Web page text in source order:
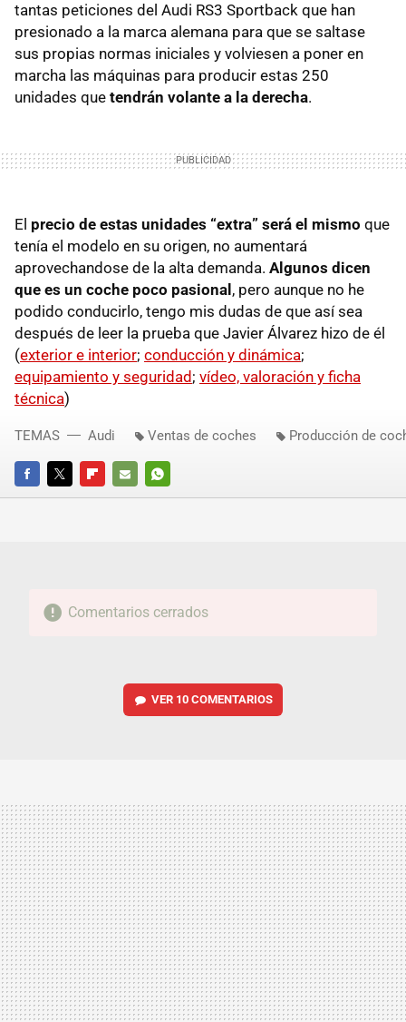
tantas peticiones del Audi RS3 Sportback que han
presionado a la marca alemana para que se saltase
sus propias normas iniciales y volviesen a poner en
marcha las máquinas para producir estas 250
unidades que tendrán volante a la derecha.
El precio de estas unidades “extra” será el mismo que
tenía el modelo en su origen, no aumentará
aprovechandose de la alta demanda. Algunos dicen
que es un coche poco pasional, pero aunque no he
podido conducirlo, tengo mis dudas de que así sea
después de leer la prueba que Javier Álvarez hizo de él
(exterior e interior; conducción y dinámica;
equipamiento y seguridad; vídeo, valoración y ficha
técnica)
FACEBOOKTWITTERFLIPBOARD
E-
WHATSAPP
TEMAS Audi Ventas de coches Producción de
Comentarios cerrados
VER 10 COMENTARIOS